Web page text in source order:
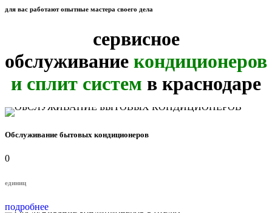
для вас работают опытные мастера своего дела
сервисное
обслуживание кондиционеров
и сплит систем в краснодаре
Обслуживание бытовых кондиционеров
0
единиц
подробнее